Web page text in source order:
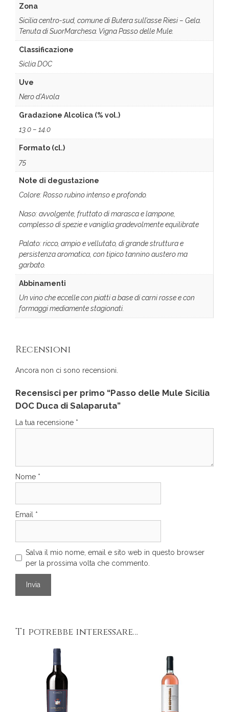
Zona
Sicilia centro-sud, comune di Butera sull’asse Riesi – Gela.
Tenuta di SuorMarchesa. Vigna Passo delle Mule.
Classificazione
Siclia DOC
Uve
Nero d'Avola
Gradazione Alcolica (% vol.)
13.0 – 14.0
Formato (cl.)
75
Note di degustazione
Colore: Rosso rubino intenso e profondo.
Naso: avvolgente, fruttato di marasca e lampone,
complesso di spezie e vaniglia gradevolmente equilibrate
Palato: ricco, ampio e vellutato, di grande struttura e
persistenza aromatica, con tipico tannino austero ma
garbato.
Abbinamenti
Un vino che eccelle con piatti a base di carni rosse e con
formaggi mediamente stagionati.
Recensioni
Ancora non ci sono recensioni.
Recensisci per primo “Passo delle Mule Sicilia
DOC Duca di Salaparuta”
La tua recensione *
Nome *
Email *
Salva il mio nome, email e sito web in questo browser
per la prossima volta che commento.
Ti potrebbe interessare…